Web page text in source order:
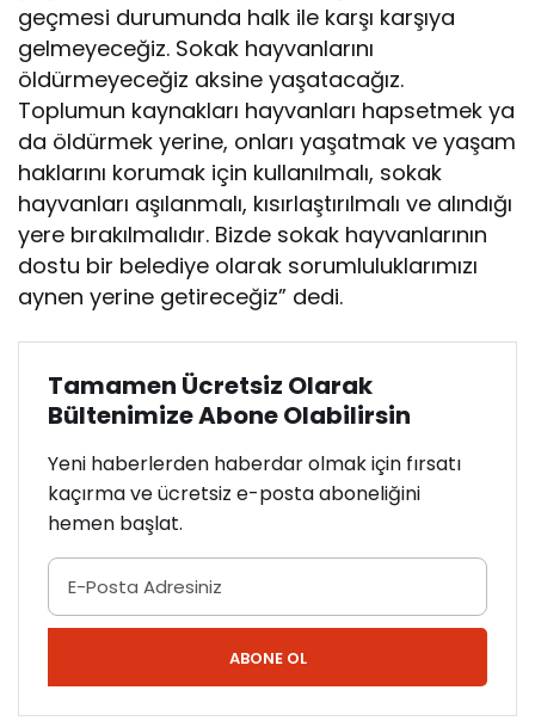
geçmesi durumunda halk ile karşı karşıya
gelmeyeceğiz. Sokak hayvanlarını
öldürmeyeceğiz aksine yaşatacağız.
Toplumun kaynakları hayvanları hapsetmek ya
da öldürmek yerine, onları yaşatmak ve yaşam
haklarını korumak için kullanılmalı, sokak
hayvanları aşılanmalı, kısırlaştırılmalı ve alındığı
yere bırakılmalıdır. Bizde sokak hayvanlarının
dostu bir belediye olarak sorumluluklarımızı
aynen yerine getireceğiz” dedi.
Tamamen Ücretsiz Olarak
Bültenimize Abone Olabilirsin
Yeni haberlerden haberdar olmak için fırsatı
kaçırma ve ücretsiz e-posta aboneliğini
hemen başlat.
ABONE OL